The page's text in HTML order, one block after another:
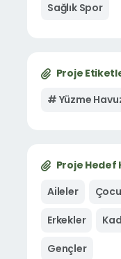
Sağlık Spor
Proje
# Yüzme
Proje Hedef
Aileler
Erkekler
Gençler